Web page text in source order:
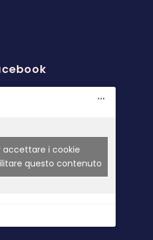
accettare i cookie
questo contenuto